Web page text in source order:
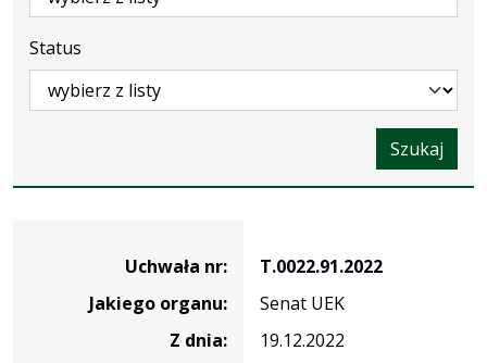
Status
Szukaj
T.0022.91.2022
Uchwała nr:
T.0022.91.2022
Jakiego organu:
Senat UEK
Z dnia:
19.12.2022